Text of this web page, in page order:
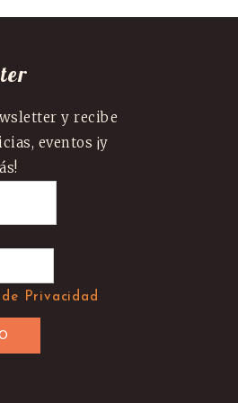
y recibe
eventos ¡y
Privacidad